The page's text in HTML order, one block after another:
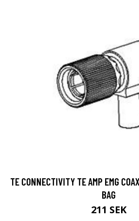
TE CONNECTIVITY TE AMP EMG
BAG
211 SEK